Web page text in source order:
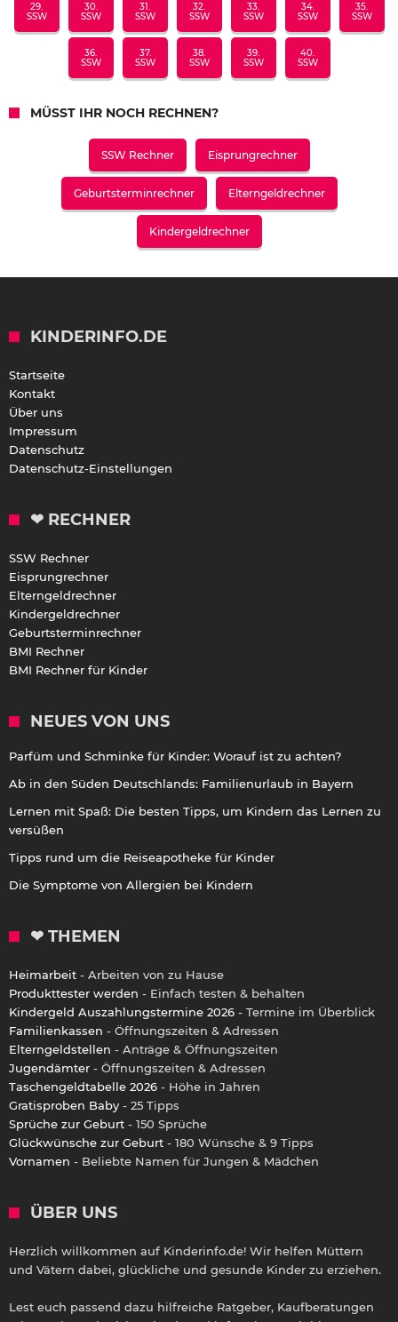
29.
SSW
30.
SSW
31.
SSW
32.
SSW
33.
SSW
34.
SSW
35.
SSW
36.
SSW
37.
SSW
38.
SSW
39.
SSW
40.
SSW
MÜSST IHR NOCH RECHNEN?
SSW Rechner Eisprungrechner
Geburtsterminrechner Elterngeldrechner
Kindergeldrechner
KINDERINFO.DE
Startseite
Kontakt
Über uns
Impressum
Datenschutz
Datenschutz-Einstellungen
❤ RECHNER
SSW Rechner
Eisprungrechner
Elterngeldrechner
Kindergeldrechner
Geburtsterminrechner
BMI Rechner
BMI Rechner für Kinder
NEUES VON UNS
Parfüm und Schminke für Kinder: Worauf ist zu achten?
Ab in den Süden Deutschlands: Familienurlaub in Bayern
Lernen mit Spaß: Die besten Tipps, um Kindern das Lernen zu
versüßen
Tipps rund um die Reiseapotheke für Kinder
Die Symptome von Allergien bei Kindern
❤ THEMEN
Heimarbeit - Arbeiten von zu Hause
Produkttester werden - Einfach testen & behalten
Kindergeld Auszahlungstermine 2026 - Termine im Überblick
Familienkassen - Öffnungszeiten & Adressen
Elterngeldstellen - Anträge & Öffnungszeiten
Jugendämter - Öffnungszeiten & Adressen
Taschengeldtabelle 2026 - Höhe in Jahren
Gratisproben Baby - 25 Tipps
Sprüche zur Geburt - 150 Sprüche
Glückwünsche zur Geburt - 180 Wünsche & 9 Tipps
Vornamen - Beliebte Namen für Jungen & Mädchen
ÜBER UNS
Herzlich willkommen auf Kinderinfo.de! Wir helfen Müttern
und Vätern dabei, glückliche und gesunde Kinder zu erziehen.
Lest euch passend dazu hilfreiche Ratgeber, Kaufberatungen